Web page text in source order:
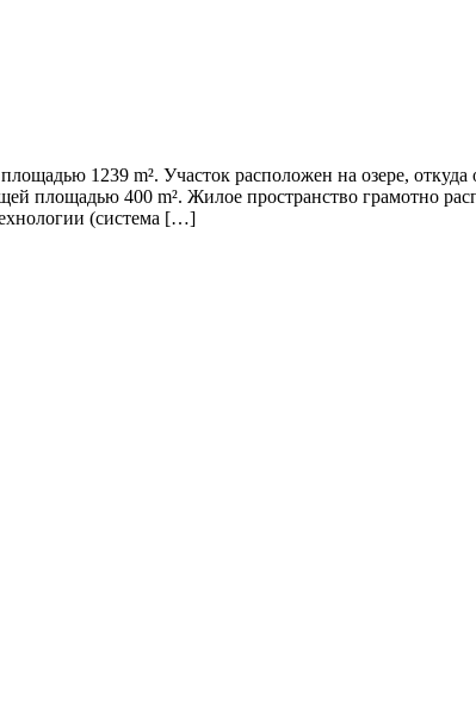
1239 m². Участок расположен на озере,
площадью 400 m². Жилое пространство грамотно
(система […]